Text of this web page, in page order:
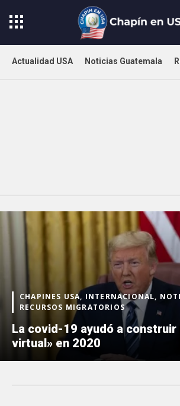
Actualidad USA Noticias Guatemala
CHAPINES USA, INTERNACIONAL,
RECURSOS MIGRATORIOS
La covid-19 ayudó a construir
virtual» en 2020